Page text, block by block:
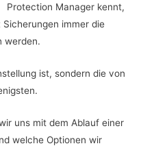
Protection Manager kennt,
immer die
werden.
ist, sondern die von
uns mit dem Ablauf einer
welche Optionen wir